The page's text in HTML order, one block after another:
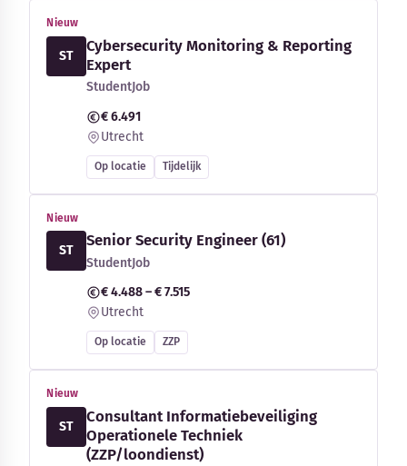
Nieuw
ST
Cybersecurity Monitoring & Reporting
Expert
StudentJob
€ 6.491
Utrecht
Op locatie Tijdelijk
Nieuw
ST
Senior Security Engineer (61)
StudentJob
€ 4.488 – € 7.515
Utrecht
Op locatie ZZP
Nieuw
ST
Consultant Informatiebeveiliging
Operationele Techniek
(ZZP/loondienst)